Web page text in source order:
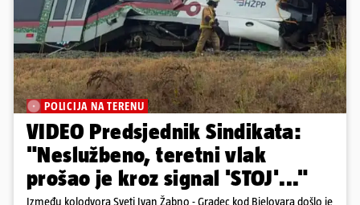
POLICIJA NA TERENU
VIDEO Predsjednik Sindikata:
"Neslužbeno, teretni vlak
prošao je kroz signal 'STOJ'..."
Između kolodvora Sveti Ivan Žabno - Gradec kod Bjelovara došlo je